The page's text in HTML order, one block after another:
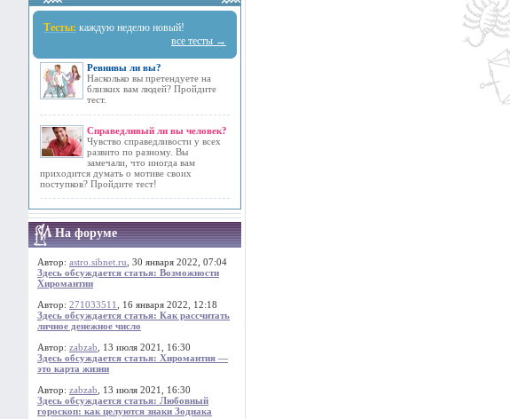
Тесты: каждую неделю новый!
все тесты →
Ревнивы ли вы?
Насколько вы претендуете на
близких вам людей? Пройдите
тест.
Справедливый ли вы человек?
Чувство справедливости у всех
развито по разному. Вы
замечали, что иногда вам
приходится думать о мотиве своих
поступков? Пройдите тест!
На форуме
Автор: astro.sibnet.ru , 30 января 2022, 07:04
Здесь обсуждается статья: Возможности
Хиромантии
Автор: 271033511
, 16 января 2022, 12:18
Здесь обсуждается статья: Как рассчитать
личное денежное число
Автор: zabzab , 13 июля 2021, 16:30
Здесь обсуждается статья: Хиромантия —
это карта жизни
Автор: zabzab , 13 июля 2021, 16:30
Здесь обсуждается статья: Любовный
гороскоп: как целуются знаки Зодиака